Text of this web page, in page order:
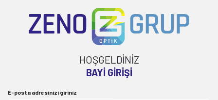
HOŞGELDİNİZ
BAYI GIRIŞI
E-posta adresinizi giriniz